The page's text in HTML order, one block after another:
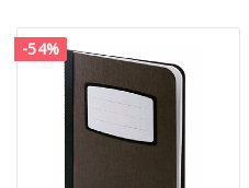
-54%